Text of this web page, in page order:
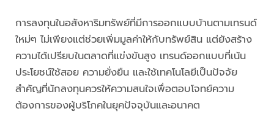
การลงทุนในอสังหาริมทรัพย์ที่มีการออกแบบบ้านตามเทรนด์
ใหม่ๆ ไม่เพียงแต่ช่วยเพิ่มมูลค่าให้กับทรัพย์สิน แต่ยังสร้าง
ความได้เปรียบในตลาดที่แข่งขันสูง เทรนด์ออกแบบที่เน้น
ประโยชน์ใช้สอย ความยั่งยืน และใช้เทคโนโลยีเป็นปัจจัย
สำคัญที่นักลงทุนควรให้ความสนใจเพื่อตอบโจทย์ความ
ต้องการของผู้บริโภคในยุคปัจจุบันและอนาคต